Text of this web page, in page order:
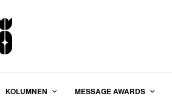
KOLUMNEN MESSAGE AWARDS